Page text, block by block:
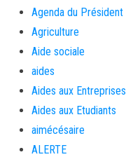
Agenda du Président
Agriculture
Aide sociale
aides
Aides aux Entreprises
Aides aux Etudiants
aimécésaire
ALERTE